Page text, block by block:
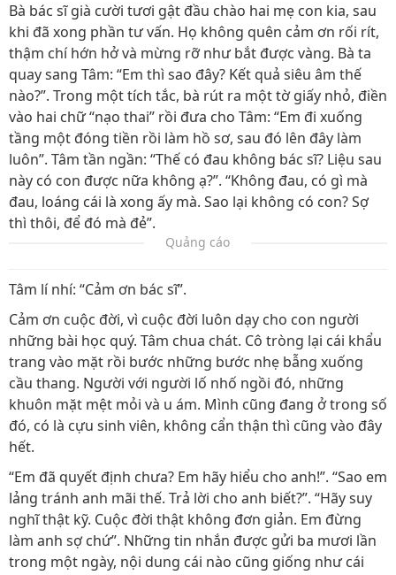
Bà bác sĩ già cười tươi gật đầu chào hai mẹ con kia, sau
khi đã xong phần tư vấn. Họ không quên cảm ơn rối rít,
thậm chí hớn hở và mừng rỡ như bắt được vàng. Bà ta
quay sang Tâm: “Em thì sao đây? Kết quả siêu âm thế
nào?”. Trong một tích tắc, bà rút ra một tờ giấy nhỏ, điền
vào hai chữ “nạo thai” rồi đưa cho Tâm: “Em đi xuống
tầng một đóng tiền rồi làm hồ sơ, sau đó lên đây làm
luôn”. Tâm tần ngần: “Thế có đau không bác sĩ? Liệu sau
này có con được nữa không ạ?”. “Không đau, có gì mà
đau, loáng cái là xong ấy mà. Sao lại không có con? Sợ
thì thôi, để đó mà đẻ”.
Quảng cáo
Tâm lí nhí: “Cảm ơn bác sĩ”.
Cảm ơn cuộc đời, vì cuộc đời luôn dạy cho con người
những bài học quý. Tâm chua chát. Cô tròng lại cái khẩu
trang vào mặt rồi bước những bước nhẹ bẫng xuống
cầu thang. Người với người lố nhố ngồi đó, những
khuôn mặt mệt mỏi và u ám. Mình cũng đang ở trong số
đó, có là cựu sinh viên, không cẩn thận thì cũng vào đây
hết.
“Em đã quyết định chưa? Em hãy hiểu cho anh!”. “Sao em
lảng tránh anh mãi thế. Trả lời cho anh biết?”. “Hãy suy
nghĩ thật kỹ. Cuộc đời thật không đơn giản. Em đừng
làm anh sợ chứ”. Những tin nhắn được gửi ba mươi lần
trong một ngày, nội dung cái nào cũng giống như cái